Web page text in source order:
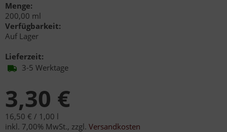
Menge:
200,00 ml
Verfügbarkeit:
Auf Lager
Lieferzeit:
3-5 Werktage
3,30 €
16,50 € / 1,00 l
inkl. 7,00% MwSt., zzgl. Versandkosten